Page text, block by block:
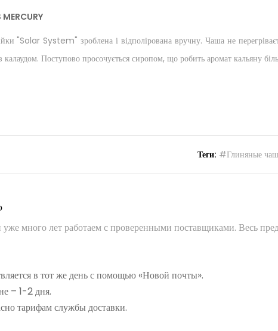
"Solar System" зроблена і відполірована вручну. Чаша не
з калаудом. Поступово просочується сиропом, що робить аромат кальяну
Теги: #Глиняные
много лет работаем с проверенными поставщиками. Весь
в тот же день с помощью «Новой почты».
– 1-2 дня.
тарифам службы доставки.